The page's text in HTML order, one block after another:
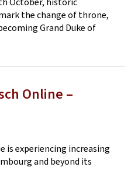
the change of throne,
Grand Duke of
Online ‒
is experiencing increasing
and beyond its